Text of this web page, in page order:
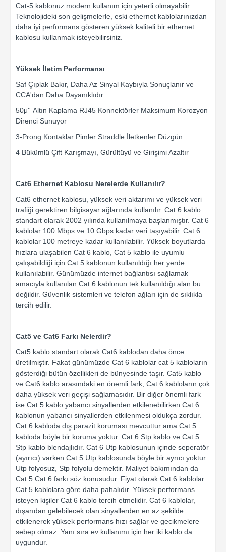
Cat-5 kablonuz modern kullanım için yeterli olmayabilir.
Teknolojideki son gelişmelerle, eski ethernet kablolarınızdan
daha iyi performans gösteren yüksek kaliteli bir ethernet
kablosu kullanmak isteyebilirsiniz.
Yüksek İletim Performansı
Saf Çıplak Bakır, Daha Az Sinyal Kaybıyla Sonuçlanır ve
CCA'dan Daha Dayanıklıdır
50μ'' Altın Kaplama RJ45 Konnektörler Maksimum Korozyon
Direnci Sunuyor
3-Prong Kontaklar Pimler Straddle İletkenler Düzgün
4 Bükümlü Çift Karışmayı, Gürültüyü ve Girişimi Azaltır
Cat6 Ethernet Kablosu Nerelerde Kullanılır?
Cat6 ethernet kablosu, yüksek veri aktarımı ve yüksek veri
trafiği gerektiren bilgisayar ağlarında kullanılır. Cat 6 kablo
standart olarak 2002 yılında kullanılmaya başlanmıştır. Cat 6
kablolar 100 Mbps ve 10 Gbps kadar veri taşıyabilir. Cat 6
kablolar 100 metreye kadar kullanılabilir. Yüksek boyutlarda
hızlara ulaşabilen Cat 6 kablo, Cat 5 kablo ile uyumlu
çalışabildiği için Cat 5 kablonun kullanıldığı her yerde
kullanılabilir. Günümüzde internet bağlantısı sağlamak
amacıyla kullanılan Cat 6 kablonun tek kullanıldığı alan bu
değildir. Güvenlik sistemleri ve telefon ağları için de sıklıkla
tercih edilir.
Cat5 ve Cat6 Farkı Nelerdir?
Cat5 kablo standart olarak Cat6 kablodan daha önce
üretilmiştir. Fakat günümüzde Cat 6 kablolar cat 5 kabloların
gösterdiği bütün özellikleri de bünyesinde taşır. Cat5 kablo
ve Cat6 kablo arasındaki en önemli fark, Cat 6 kabloların çok
daha yüksek veri geçişi sağlamasıdır. Bir diğer önemli fark
ise Cat 5 kablo yabancı sinyallerden etkilenebilirken Cat 6
kablonun yabancı sinyallerden etkilenmesi oldukça zordur.
Cat 6 kabloda dış parazit koruması mevcuttur ama Cat 5
kabloda böyle bir koruma yoktur. Cat 6 Stp kablo ve Cat 5
Stp kablo blendajlıdır. Cat 6 Utp kablosunun içinde seperatör
(ayırıcı) varken Cat 5 Utp kablosunda böyle bir ayrıcı yoktur.
Utp folyosuz, Stp folyolu demektir. Maliyet bakımından da
Cat 5 Cat 6 farkı söz konusudur. Fiyat olarak Cat 6 kablolar
Cat 5 kablolara göre daha pahalıdır. Yüksek performans
isteyen kişiler Cat 6 kablo tercih etmelidir. Cat 6 kablolar,
dışarıdan gelebilecek olan sinyallerden en az şekilde
etkilenerek yüksek performans hızı sağlar ve gecikmelere
sebep olmaz. Yanı sıra ev kullanımı için her iki kablo da
uygundur.